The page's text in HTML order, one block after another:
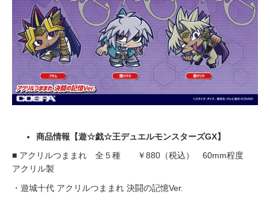
商品情報【遊☆戯☆王デュエルモンスターズGX】
■ アクリルつままれ 全５種 ￥880（税込） 60mm程度
アクリル製
・遊城十代 アクリルつままれ 決闘の記憶Ver.